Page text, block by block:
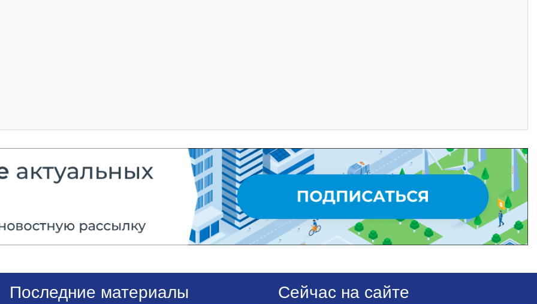
Последние материалы Сейчас на сайте